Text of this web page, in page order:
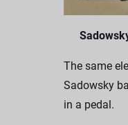
The same
Sadowsky
in a pedal.